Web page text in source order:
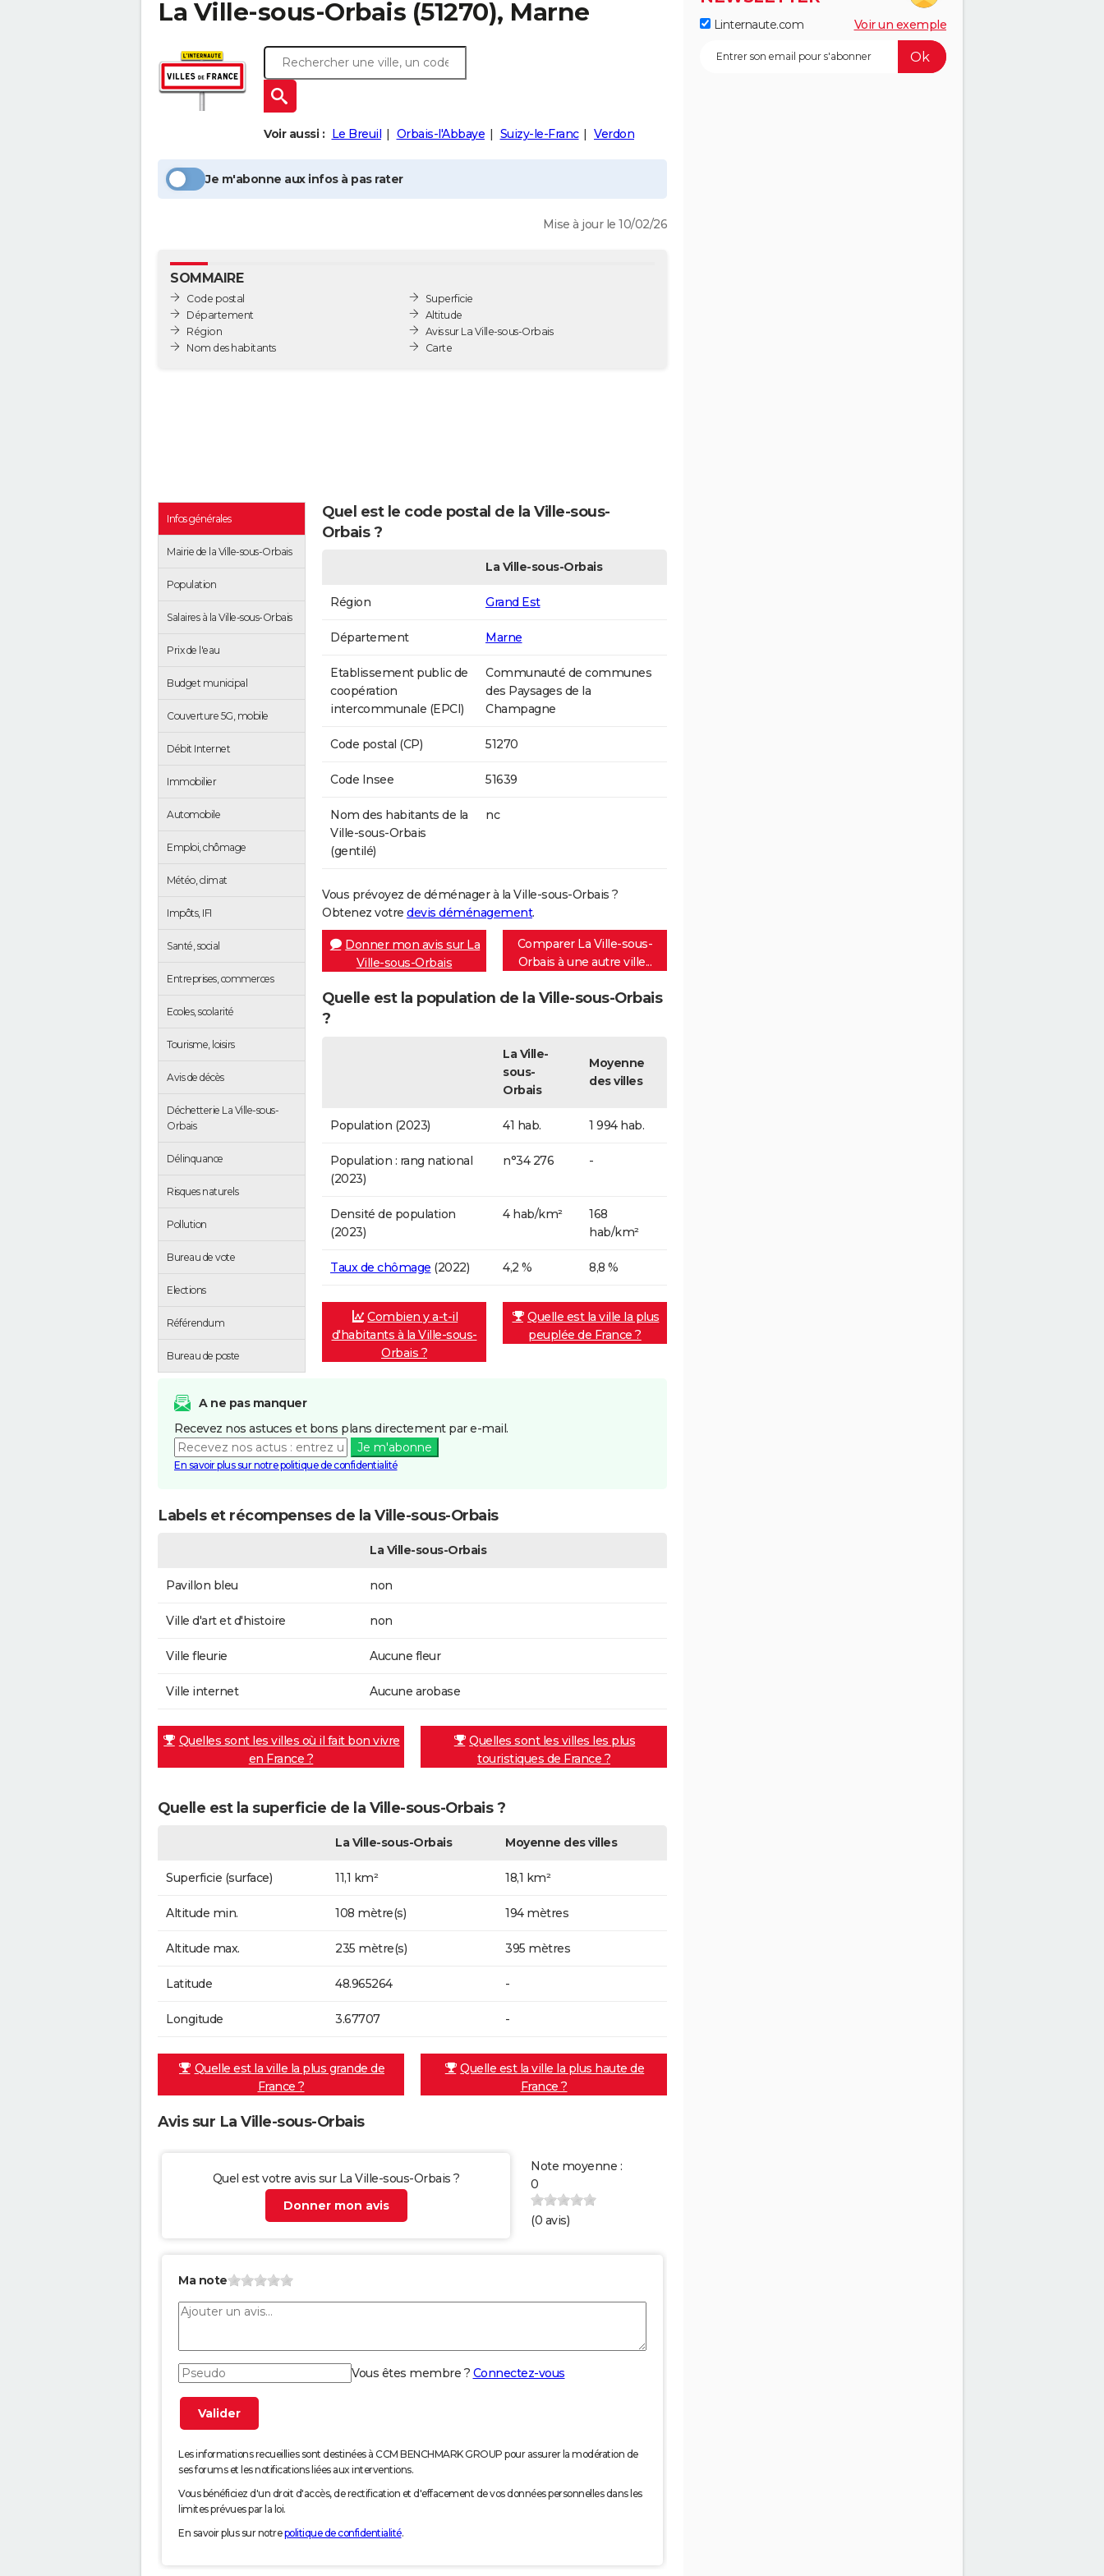
La Ville-sous-Orbais (51270), Marne
Voir aussi : Le Breuil Orbais-l'Abbaye Suizy-le-Franc Verdon
Je m'abonne aux infos à pas rater
Mise à jour le 10/02/26
SOMMAIRE
Code postal
Département
Région
Nom des habitants
Superficie
Altitude
Avis sur La Ville-sous-Orbais
Carte
Infos générales
Mairie de la Ville-sous-Orbais
Population
Salaires à la Ville-sous-Orbais
Prix de l'eau
Budget municipal
Couverture 5G, mobile
Débit Internet
Immobilier
Automobile
Emploi, chômage
Météo, climat
Impôts, IFI
Santé, social
Entreprises, commerces
Ecoles, scolarité
Tourisme, loisirs
Avis de décès
Déchetterie La Ville-sous-
Orbais
Délinquance
Risques naturels
Pollution
Bureau de vote
Elections
Référendum
Bureau de poste
Quel est le code postal de la Ville-sous-
Orbais ?
La Ville-sous-Orbais
Région Grand Est
Département Marne
Etablissement public de
coopération
intercommunale (EPCI)
Communauté de communes
des Paysages de la
Champagne
Code postal (CP) 51270
Code Insee 51639
Nom des habitants de la
Ville-sous-Orbais
(gentilé)
nc
Vous prévoyez de déménager à la Ville-sous-Orbais ?
Obtenez votre devis déménagement.
Donner mon avis sur La
Ville-sous-Orbais
Comparer La Ville-sous-
Orbais à une autre ville...
Quelle est la population de la Ville-sous-Orbais
?
La Ville-
sous-
Orbais
Moyenne
des villes
Population (2023) 41 hab. 1 994 hab.
Population : rang national
(2023)
n°34 276 -
Densité de population
(2023)
4 hab/km²
168
hab/km²
Taux de chômage (2022) 4,2 % 8,8 %
Combien y a-t-il
d'habitants à la Ville-sous-
Orbais ?
Quelle est la ville la plus
peuplée de France ?
A ne pas manquer
Recevez nos astuces et bons plans directement par e-mail.
Je m'abonne
En savoir plus sur notre politique de confidentialité
Labels et récompenses de la Ville-sous-Orbais
La Ville-sous-Orbais
Pavillon bleu non
Ville d'art et d'histoire non
Ville fleurie Aucune fleur
Ville internet Aucune arobase
Quelles sont les villes où il fait bon vivre
en France ?
Quelles sont les villes les plus
touristiques de France ?
Quelle est la superficie de la Ville-sous-Orbais ?
La Ville-sous-Orbais Moyenne des villes
Superficie (surface) 11,1 km² 18,1 km²
Altitude min. 108 mètre(s) 194 mètres
Altitude max. 235 mètre(s) 395 mètres
Latitude 48.965264 -
Longitude 3.67707 -
Quelle est la ville la plus grande de
France ?
Quelle est la ville la plus haute de
France ?
Avis sur La Ville-sous-Orbais
Quel est votre avis sur La Ville-sous-Orbais ?
Donner mon avis
Note moyenne :
0
(0 avis)
Ma note
Vous êtes membre ? Connectez-vous
Les informations recueillies sont destinées à CCM BENCHMARK GROUP pour assurer la modération de
ses forums et les notifications liées aux interventions.
Vous bénéficiez d'un droit d'accès, de rectification et d'effacement de vos données personnelles dans les
limites prévues par la loi.
En savoir plus sur notrepolitique de confidentialité.
Linternaute.com Voir un exemple